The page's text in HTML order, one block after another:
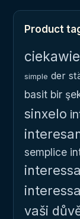
Product
simple der
basit bir
sinxelo
semplice
vaši